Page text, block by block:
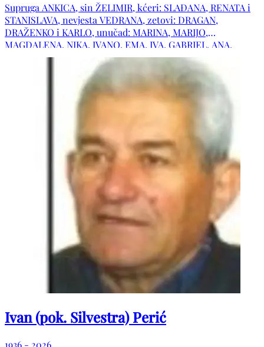
Supruga ANKICA, sin ŽELIMIR, kćeri: SLAĐANA, RENATA i
STANISLAVA, nevjesta VEDRANA, zetovi: DRAGAN,
DRAŽENKO i KARLO, unučad: MARINA, MARIJO,
MAGDALENA, NIKA, IVANO, EMA, IVA, GABRIEL, ANA,
KARLA i MATEJ, praunučad: MARA, MARO i MARKO, sestre
ANĐA i MILA sa obiteljima, obitelj pok. sestre MARE i
STOJKE. Obitelji: TERKEŠ, ELES, MUSTAPIĆ, KRMEK,
AKRAPOVIĆ, MATIĆ, RAMLJAK, PRCE, STANKOVIĆ, BENO,
ČOKO, FALAK, SAVINOVIĆ, te ostala tugujuća rodbina,
Ivan (pok. Silvestra) Perić
1936 - 2026